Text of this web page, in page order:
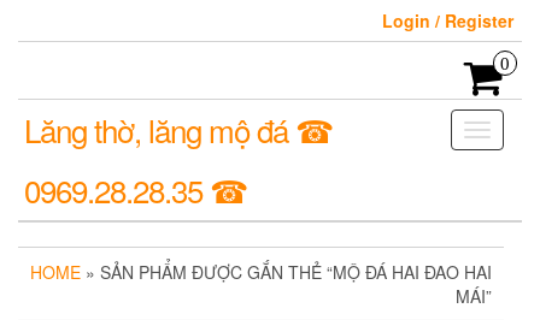
Login / Register
0
Toggle
Lăng thờ, lăng mộ đá ☎
0969.28.28.35 ☎
HOME » SẢN PHẨM ĐƯỢC GẮN THẺ “MỘ ĐÁ HAI ĐAO HAI
MÁI”